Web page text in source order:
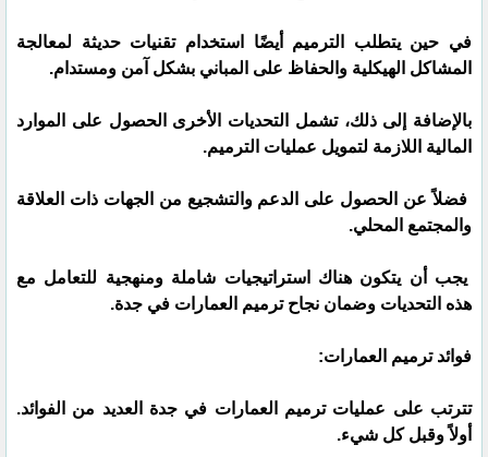
في حين يتطلب الترميم أيضًا استخدام تقنيات حديثة لمعالجة
المشاكل الهيكلية والحفاظ على المباني بشكل آمن ومستدام.
بالإضافة إلى ذلك، تشمل التحديات الأخرى الحصول على الموارد
المالية اللازمة لتمويل عمليات الترميم.
فضلاً عن الحصول على الدعم والتشجيع من الجهات ذات العلاقة
والمجتمع المحلي.
يجب أن يتكون هناك استراتيجيات شاملة ومنهجية للتعامل مع
هذه التحديات وضمان نجاح ترميم العمارات في جدة.
فوائد ترميم العمارات:
تترتب على عمليات ترميم العمارات في جدة العديد من الفوائد.
أولاً وقبل كل شيء.